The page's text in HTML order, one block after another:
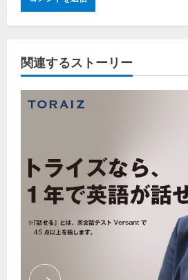
関連するストーリー